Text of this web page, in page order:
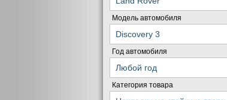
Модель автомобиля
Год автомобиля
Категория товара